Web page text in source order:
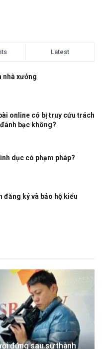
Latest
nhà xưởng
online có bị truy cứu trách
bạc không?
dục có phạm pháp?
đăng ký và bảo hộ kiểu
đứng sau sự thành